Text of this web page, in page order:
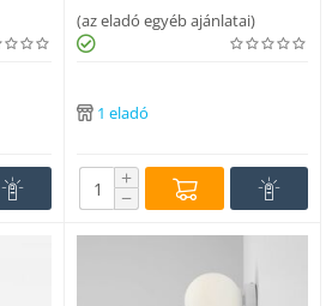
(az eladó egyéb ajánlatai)
1 eladó
+
−